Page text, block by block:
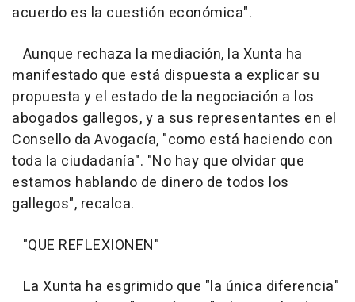
acuerdo es la cuestión económica".
Aunque rechaza la mediación, la Xunta ha
manifestado que está dispuesta a explicar su
propuesta y el estado de la negociación a los
abogados gallegos, y a sus representantes en el
Consello da Avogacía, "como está haciendo con
toda la ciudadanía". "No hay que olvidar que
estamos hablando de dinero de todos los
gallegos", recalca.
"QUE REFLEXIONEN"
La Xunta ha esgrimido que "la única diferencia"